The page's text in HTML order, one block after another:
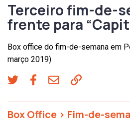
Terceiro fim-de-
frente para
Box office do fim-de-semana em
março 2019)
Box Office > Fim-de-